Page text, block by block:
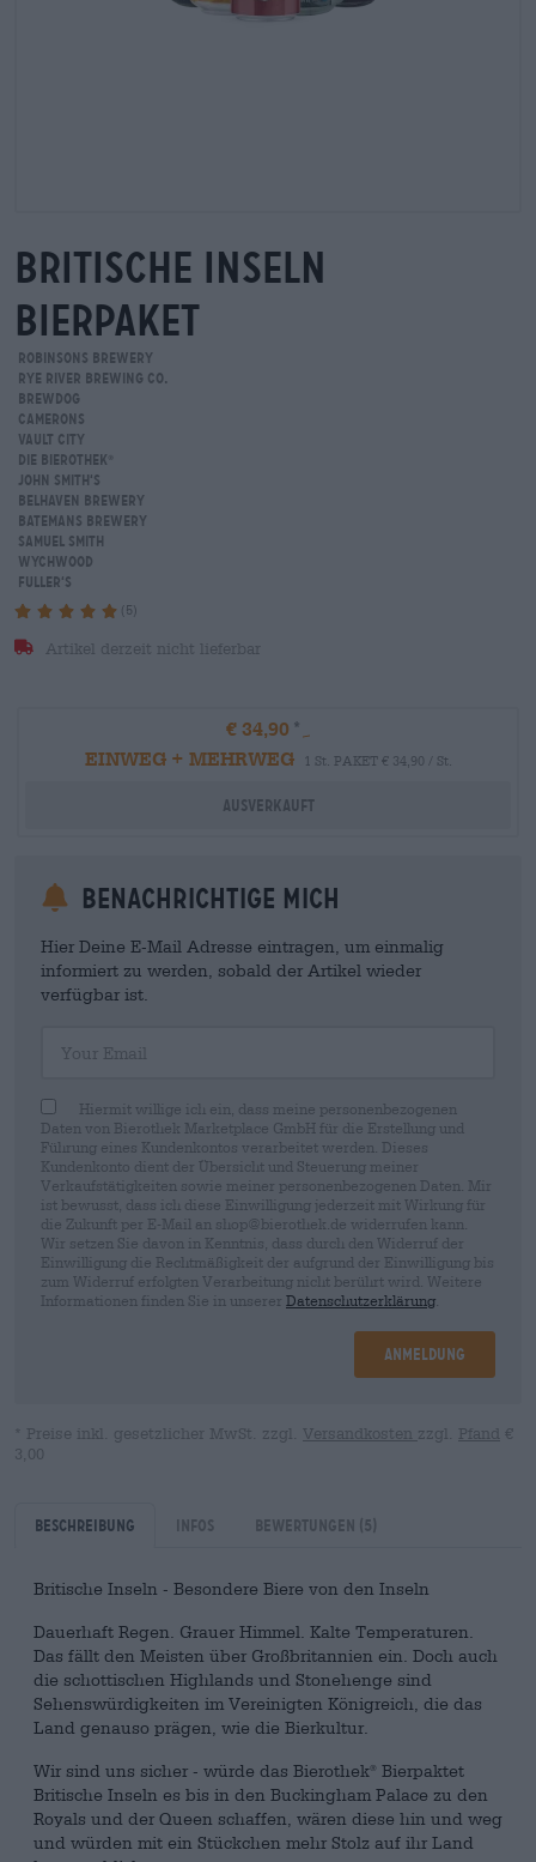
britische inseln
Bierpaket
Robinsons Brewery
Rye River Brewing Co.
BrewDog
Camerons
Vault City
Die Bierothek
John Smith‘s
Belhaven Brewery
Batemans Brewery
Samuel Smith
Wychwood
Fuller‘s
(5)
Artikel derzeit nicht lieferbar
€ 34,90
EINWEG + MEHRWEG
1 St. PAKET € 34,90 / St.
Ausverkauft
Benachrichtige mich
Hier Deine E-Mail Adresse eintragen, um einmalig
informiert zu werden, sobald der Artikel wieder
verfügbar ist.
Hiermit willige ich ein, dass meine personenbezogenen
Daten von Bierothek Marketplace GmbH für die Erstellung und
Führung eines Kundenkontos verarbeitet werden. Dieses
Kundenkonto dient der Übersicht und Steuerung meiner
Verkaufstätigkeiten sowie meiner personenbezogenen Daten. Mir
ist bewusst, dass ich diese Einwilligung jederzeit mit Wirkung für
die Zukunft per E-Mail an shop@bierothek.de widerrufen kann.
Wir setzen Sie davon in Kenntnis, dass durch den Widerruf der
Einwilligung die Rechtmäßigkeit der aufgrund der Einwilligung bis
zum Widerruf erfolgten Verarbeitung nicht berührt wird. Weitere
Informationen finden Sie in unserer Datenschutzerklärung
Anmeldung
* Preise inkl. gesetzlicher MwSt. zzgl. Versandkosten zzgl. Pfand €
3,00
Beschreibung Infos Bewertungen (5)
Britische Inseln - Besondere Biere von den Inseln
Dauerhaft Regen. Grauer Himmel. Kalte Temperaturen.
Das fällt den Meisten über Großbritannien ein. Doch auch
die schottischen Highlands und Stonehenge sind
Sehenswürdigkeiten im Vereinigten Königreich, die das
Land genauso prägen, wie die Bierkultur.
Wir sind uns sicher - würde das Bierothek®
Bierpaktet
Britische Inseln es bis in den Buckingham Palace zu den
Royals und der Queen schaffen, wären diese hin und weg
und würden mit ein Stückchen mehr Stolz auf ihr Land